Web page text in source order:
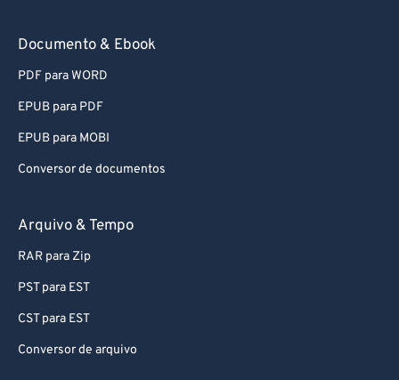
Documento & Ebook
PDF para WORD
EPUB para PDF
EPUB para MOBI
Conversor de documentos
Arquivo & Tempo
RAR para Zip
PST para EST
CST para EST
Conversor de arquivo